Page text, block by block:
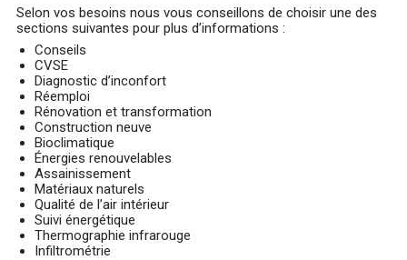
Selon vos besoins nous vous conseillons de choisir une des
sections suivantes pour plus d’informations :
Conseils
CVSE
Diagnostic d’inconfort
Réemploi
Rénovation et transformation
Construction neuve
Bioclimatique
Énergies renouvelables
Assainissement
Matériaux naturels
Qualité de l’air intérieur
Suivi énergétique
Thermographie infrarouge
Infiltrométrie